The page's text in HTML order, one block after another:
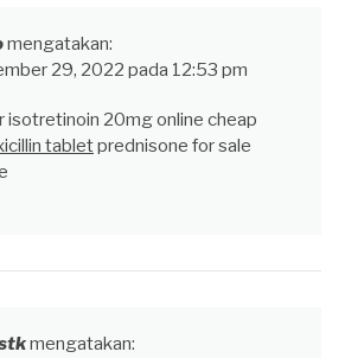
mengatakan:
29, 2022 pada 12:53 pm
isotretinoin 20mg online cheap
tabletprednisone for sale
mengatakan: